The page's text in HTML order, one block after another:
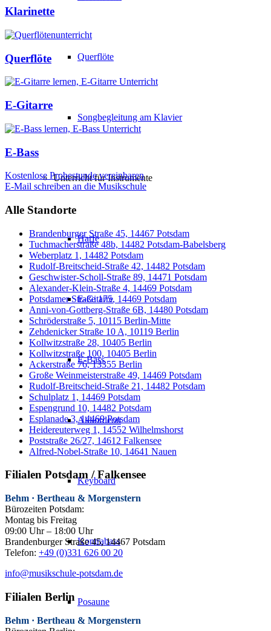
Querflöte
Songbegleitung am Klavier
Unterricht für Instrumente
Harfe
E-Gitarre
E-Bass
Akkordeon
Keyboard
Kontrabass
Posaune
Klarinette
Querflöte
E-Gitarre
E-Bass
Kostenlose Probestunde vereinbaren
E-Mail schreiben an die Musikschule
Alle Standorte
Brandenburger Straße 45, 14467 Potsdam
Tuchmacherstraße 48b, 14482 Potsdam-Babelsberg
Weberplatz 1, 14482 Potsdam
Rudolf-Breitscheid-Straße 42, 14482 Potsdam
Geschwister-Scholl-Straße 89, 14471 Potsdam
Alexander-Klein-Straße 4, 14469 Potsdam
Potsdamer Straße 175, 14469 Potsdam
Anni-von-Gottberg-Straße 6B, 14480 Potsdam
Schröderstraße 5, 10115 Berlin-Mitte
Zehdenicker Straße 10 A, 10119 Berlin
Kollwitzstraße 28, 10405 Berlin
Kollwitzstraße 100, 10405 Berlin
Ackerstraße 76, 13355 Berlin
Große Weinmeisterstraße 49, 14469 Potsdam
Rudolf-Breitscheid-Straße 21, 14482 Potsdam
Schulplatz 1, 14469 Potsdam
Espengrund 10, 14482 Potsdam
Esplanade 3, 14469 Potsdam
Heidereuterweg 1, 14552 Wilhelmshorst
Poststraße 26/27, 14612 Falkensee
Alfred-Nobel-Straße 10, 14641 Nauen
Filialen Potsdam / Falkensee
Behm · Bertheau & Morgenstern
Bürozeiten Potsdam:
Montag bis Freitag
09:00 Uhr – 18:00 Uhr
Brandenburger Straße 45, 14467 Potsdam
Telefon: +49 (0)331 626 00 20
info@musikschule-potsdam.de
Filialen Berlin
Behm · Bertheau & Morgenstern